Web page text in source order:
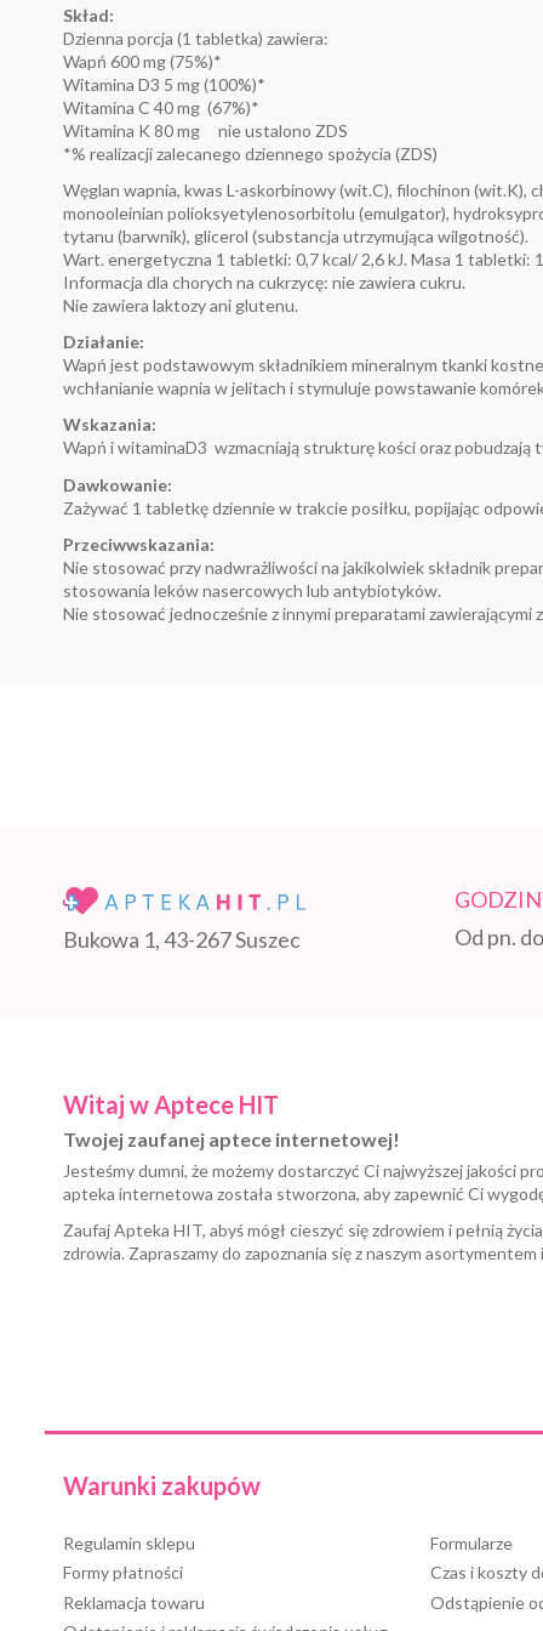
Skład:
Dzienna porcja (1 tabletka) zawiera:
Wapń 600 mg (75%)*
Witamina D3 5 mg (100%)*
Witamina C 40 mg (67%)*
Witamina K 80 mg nie ustalono ZDS
*% realizacji zalecanego dziennego spożycia (ZDS)
Węglan wapnia, kwas L-askorbinowy (wit.C), filochinon (wit.K),
monooleinian polioksyetylenosorbitolu (emulgator),
tytanu (barwnik), glicerol (substancja utrzymująca wilgotność).
Wart. energetyczna 1 tabletki: 0,7 kcal/ 2,6 kJ. Masa 1 tabletki:
Informacja dla chorych na cukrzycę: nie zawiera cukru.
Nie zawiera laktozy ani glutenu.
Działanie:
Wapń jest podstawowym składnikiem mineralnym tkanki
wchłanianie wapnia w jelitach i stymuluje powstawanie
Wskazania:
Wapń i witaminaD3 wzmacniają strukturę kości oraz pobudzają
Dawkowanie:
Zażywać 1 tabletkę dziennie w trakcie posiłku, popijając
Przeciwwskazania:
Nie stosować przy nadwrażliwości na jakikolwiek składnik
stosowania leków nasercowych lub antybiotyków.
Nie stosować jednocześnie z innymi preparatami zawierającymi
Bukowa 1, 43-267 Suszec
Od pn.
Warunki zakupów
Regulamin sklepu
Formularze
Formy płatności
Czas i koszty
Reklamacja towaru
Odstąpienie
Witaj w Aptece HIT
Twojej zaufanej aptece internetowej!
Jesteśmy dumni, że możemy dostarczyć Ci najwyższej jakości
apteka internetowa została stworzona, aby zapewnić Ci
Zaufaj Apteka HIT, abyś mógł cieszyć się zdrowiem i pełnią
zdrowia. Zapraszamy do zapoznania się z naszym